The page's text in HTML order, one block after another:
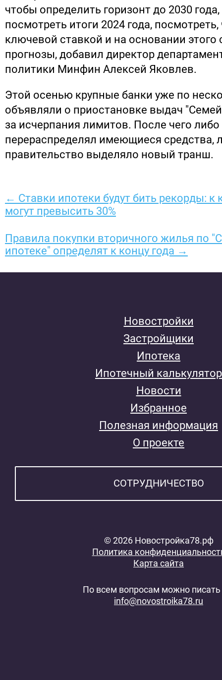
чтобы определить горизонт до 2030
посмотреть итоги 2024 года, посмотреть,
ключевой ставкой и на основании этого
прогнозы, добавил директор
политики Минфин Алексей Яковлев.
Этой осенью крупные банки уже по
объявляли о приостановке выдач
за исчерпания лимитов. После чего
перераспределял имеющиеся средства,
правительство выделяло новый транш.
← Ставки ипотеки будут бить рекорды: к
могут превысить 30%
Правила покупки вторичного жилья по
ипотеке" определят к концу года →
Новостройки
Застройщики
Ипотека
Ипотечный калькулятор
Новости
Избранное
Полезная информация
О проекте
СОТРУДНИЧЕСТВО
© 2026 Новостройка78.рф
Политика
Карта сайта
По всем вопросам можно писать
info@novostroika78.ru